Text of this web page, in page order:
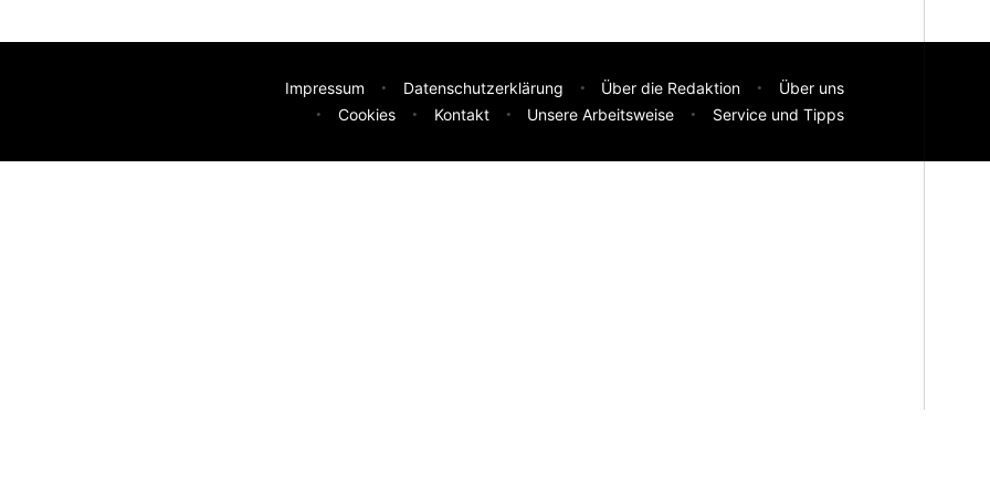
Impressum Datenschutzerklärung Über die Redaktion
Über uns
Cookies
Kontakt Unsere Arbeitsweise Service und Tipps